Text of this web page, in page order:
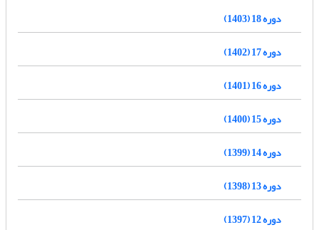
دوره 18 (1403)
دوره 17 (1402)
دوره 16 (1401)
دوره 15 (1400)
دوره 14 (1399)
دوره 13 (1398)
دوره 12 (1397)